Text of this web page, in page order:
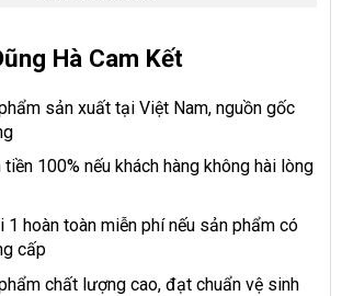
Hà Cam Kết
sản xuất tại Việt Nam, nguồn gốc
tiền 100% nếu khách hàng không hài lòng
1 hoàn toàn miễn phí nếu sản phẩm có
cấp
chất lượng cao, đạt chuẩn vệ sinh